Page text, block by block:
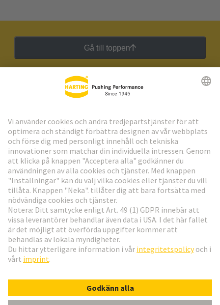
Gå till toppen
HARTING:s nyhetsbrev
Gå till registrering
Social Media
Sverige
© Teknologi-koncernen HARTING